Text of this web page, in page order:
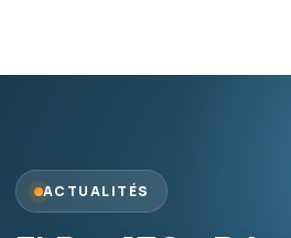
ACTUALITÉS